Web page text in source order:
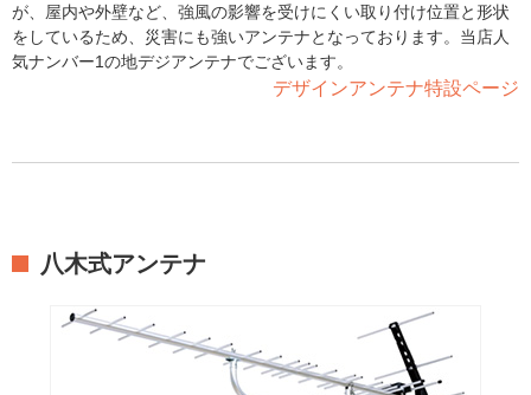
が、屋内や外壁など、強風の影響を受けにくい取り付け位置と形状
をしているため、災害にも強いアンテナとなっております。当店人
気ナンバー1の地デジアンテナでございます。
デザインアンテナ特設ページ
八木式アンテナ